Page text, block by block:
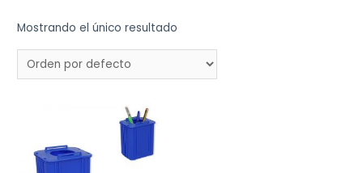
Mostrando el único resultado